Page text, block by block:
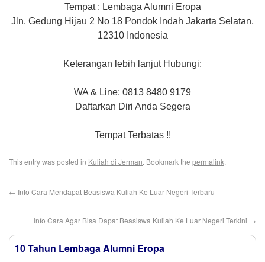
Tempat : Lembaga Alumni Eropa
Jln. Gedung Hijau 2 No 18 Pondok Indah Jakarta Selatan,
12310 Indonesia
Keterangan lebih lanjut Hubungi:
WA & Line: 0813 8480 9179
Daftarkan Diri Anda Segera
Tempat Terbatas !!
This entry was posted in Kuliah di Jerman. Bookmark the permalink.
← Info Cara Mendapat Beasiswa Kuliah Ke Luar Negeri Terbaru
Info Cara Agar Bisa Dapat Beasiswa Kuliah Ke Luar Negeri Terkini →
10 Tahun Lembaga Alumni Eropa